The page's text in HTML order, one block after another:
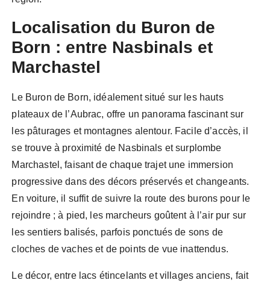
Localisation du Buron de
Born : entre Nasbinals et
Marchastel
Le Buron de Born, idéalement situé sur les hauts
plateaux de l’Aubrac, offre un panorama fascinant sur
les pâturages et montagnes alentour. Facile d’accès, il
se trouve à proximité de Nasbinals et surplombe
Marchastel, faisant de chaque trajet une immersion
progressive dans des décors préservés et changeants.
En voiture, il suffit de suivre la route des burons pour le
rejoindre ; à pied, les marcheurs goûtent à l’air pur sur
les sentiers balisés, parfois ponctués de sons de
cloches de vaches et de points de vue inattendus.
Le décor, entre lacs étincelants et villages anciens, fait